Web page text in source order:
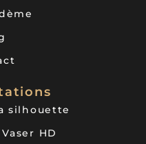
silhouette
HD